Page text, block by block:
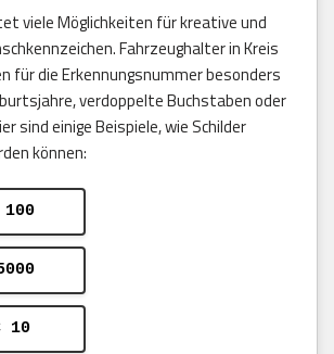
viele Möglichkeiten für kreative und
Fahrzeughalter in Kreis
für die Erkennungsnummer besonders
verdoppelte Buchstaben oder
sind einige Beispiele, wie Schilder
können:
100
10